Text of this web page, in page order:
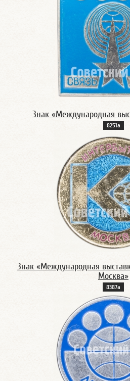
Знак «Международная
8251а
Знак «Международная
Москва»
8387а